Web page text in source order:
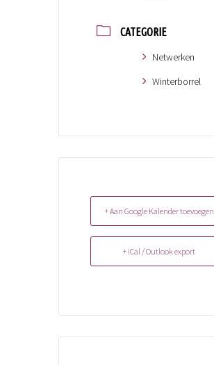
CATEGORIE
Netwerken
Winterborrel
+ Aan Google Kalender toevoegen
+ iCal / Outlook export